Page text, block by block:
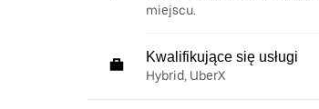
miejscu.
Kwalifikujące się usługi
Hybrid, UberX